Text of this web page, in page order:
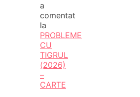
a
comentat
la
PROBLEME
CU
TIGRUL
(2026)
–
CARTE